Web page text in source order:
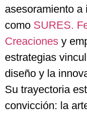
asesoramiento a
como SURES.
Creaciones y
estrategias
diseño y la
Su trayectoria
convicción: la